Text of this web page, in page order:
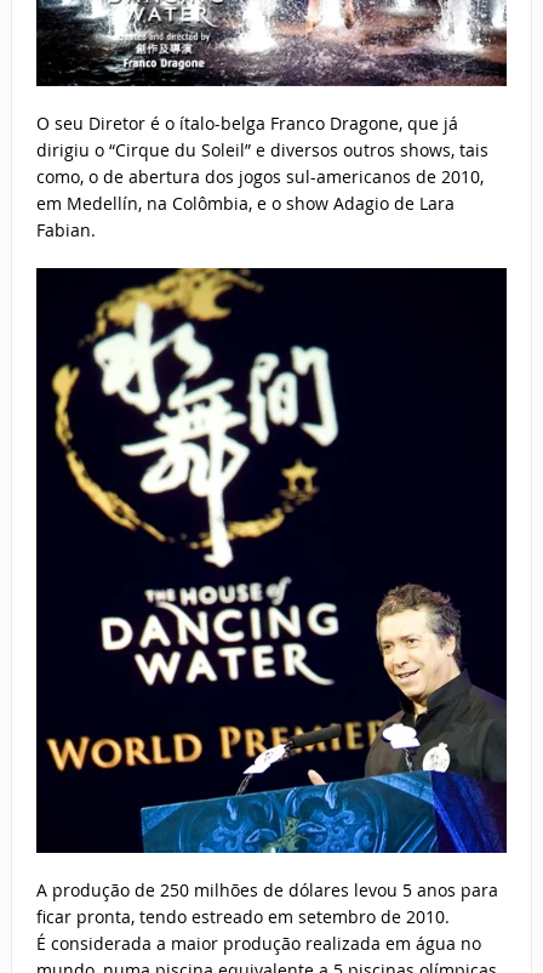
O seu Diretor é o ítalo-belga Franco Dragone, que já
dirigiu o “Cirque du Soleil” e diversos outros shows, tais
como, o de abertura dos jogos sul-americanos de 2010,
em Medellín, na Colômbia, e o show Adagio de Lara
Fabian.
A produção de 250 milhões de dólares levou 5 anos para
ficar pronta, tendo estreado em setembro de 2010.
É considerada a maior produção realizada em água no